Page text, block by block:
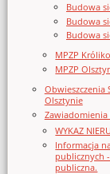
Budowa
Budowa
Budowa
MPZP
MPZP
Obwieszczenia
Olsztynie
Zawiadomienia
WYKAZ
Informacja
publicznych
publiczna.